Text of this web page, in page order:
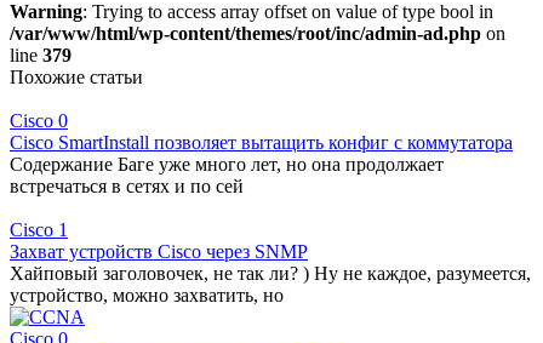
Warning: Trying to access array offset on value of type bool in
/var/www/html/wp-content/themes/root/inc/admin-ad.php on
line 379
Похожие статьи
Cisco 0
Cisco SmartInstall позволяет вытащить конфиг с коммутатора
Содержание Баге уже много лет, но она продолжает
встречаться в сетях и по сей
Cisco 1
Захват устройств Cisco через SNMP
Хайповый заголовочек, не так ли? ) Ну не каждое, разумеется,
устройство, можно захватить, но